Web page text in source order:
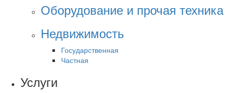
Оборудование и прочая техника
Недвижимость
Государственная
Частная
Услуги